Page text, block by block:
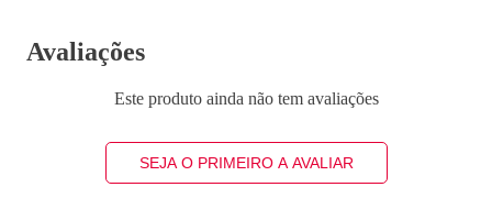
Avaliações
Este produto ainda não tem avaliações
SEJA O PRIMEIRO A AVALIAR